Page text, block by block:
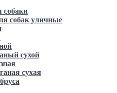
собаки
собак уличные
сухой
сухая